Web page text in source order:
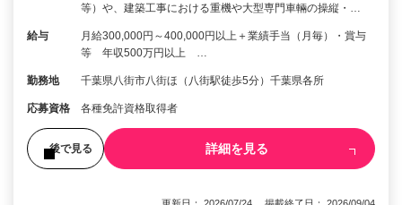
等）や、建築工事における重機や大型専門車輛の操縦・…
給与
月給300,000円～400,000円以上＋業績手当（月毎）・賞与
等 年収500万円以上 …
勤務地 千葉県八街市八街ほ（八街駅徒歩5分）千葉県各所
応募資格 各種免許資格取得者
後で見る 詳細を見る